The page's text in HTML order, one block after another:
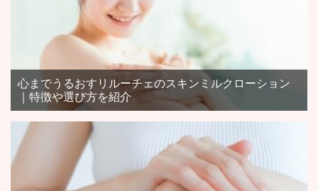
心までうるおすリルーチェのスキンミルクローション
｜特徴や選び方を紹介